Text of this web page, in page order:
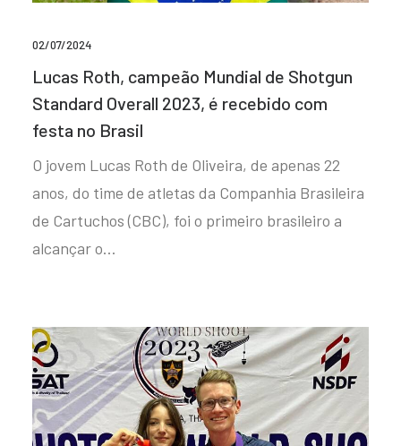
02/07/2024
Lucas Roth, campeão Mundial de Shotgun
Standard Overall 2023, é recebido com
festa no Brasil
O jovem Lucas Roth de Oliveira, de apenas 22
anos, do time de atletas da Companhia Brasileira
de Cartuchos (CBC), foi o primeiro brasileiro a
alcançar o…